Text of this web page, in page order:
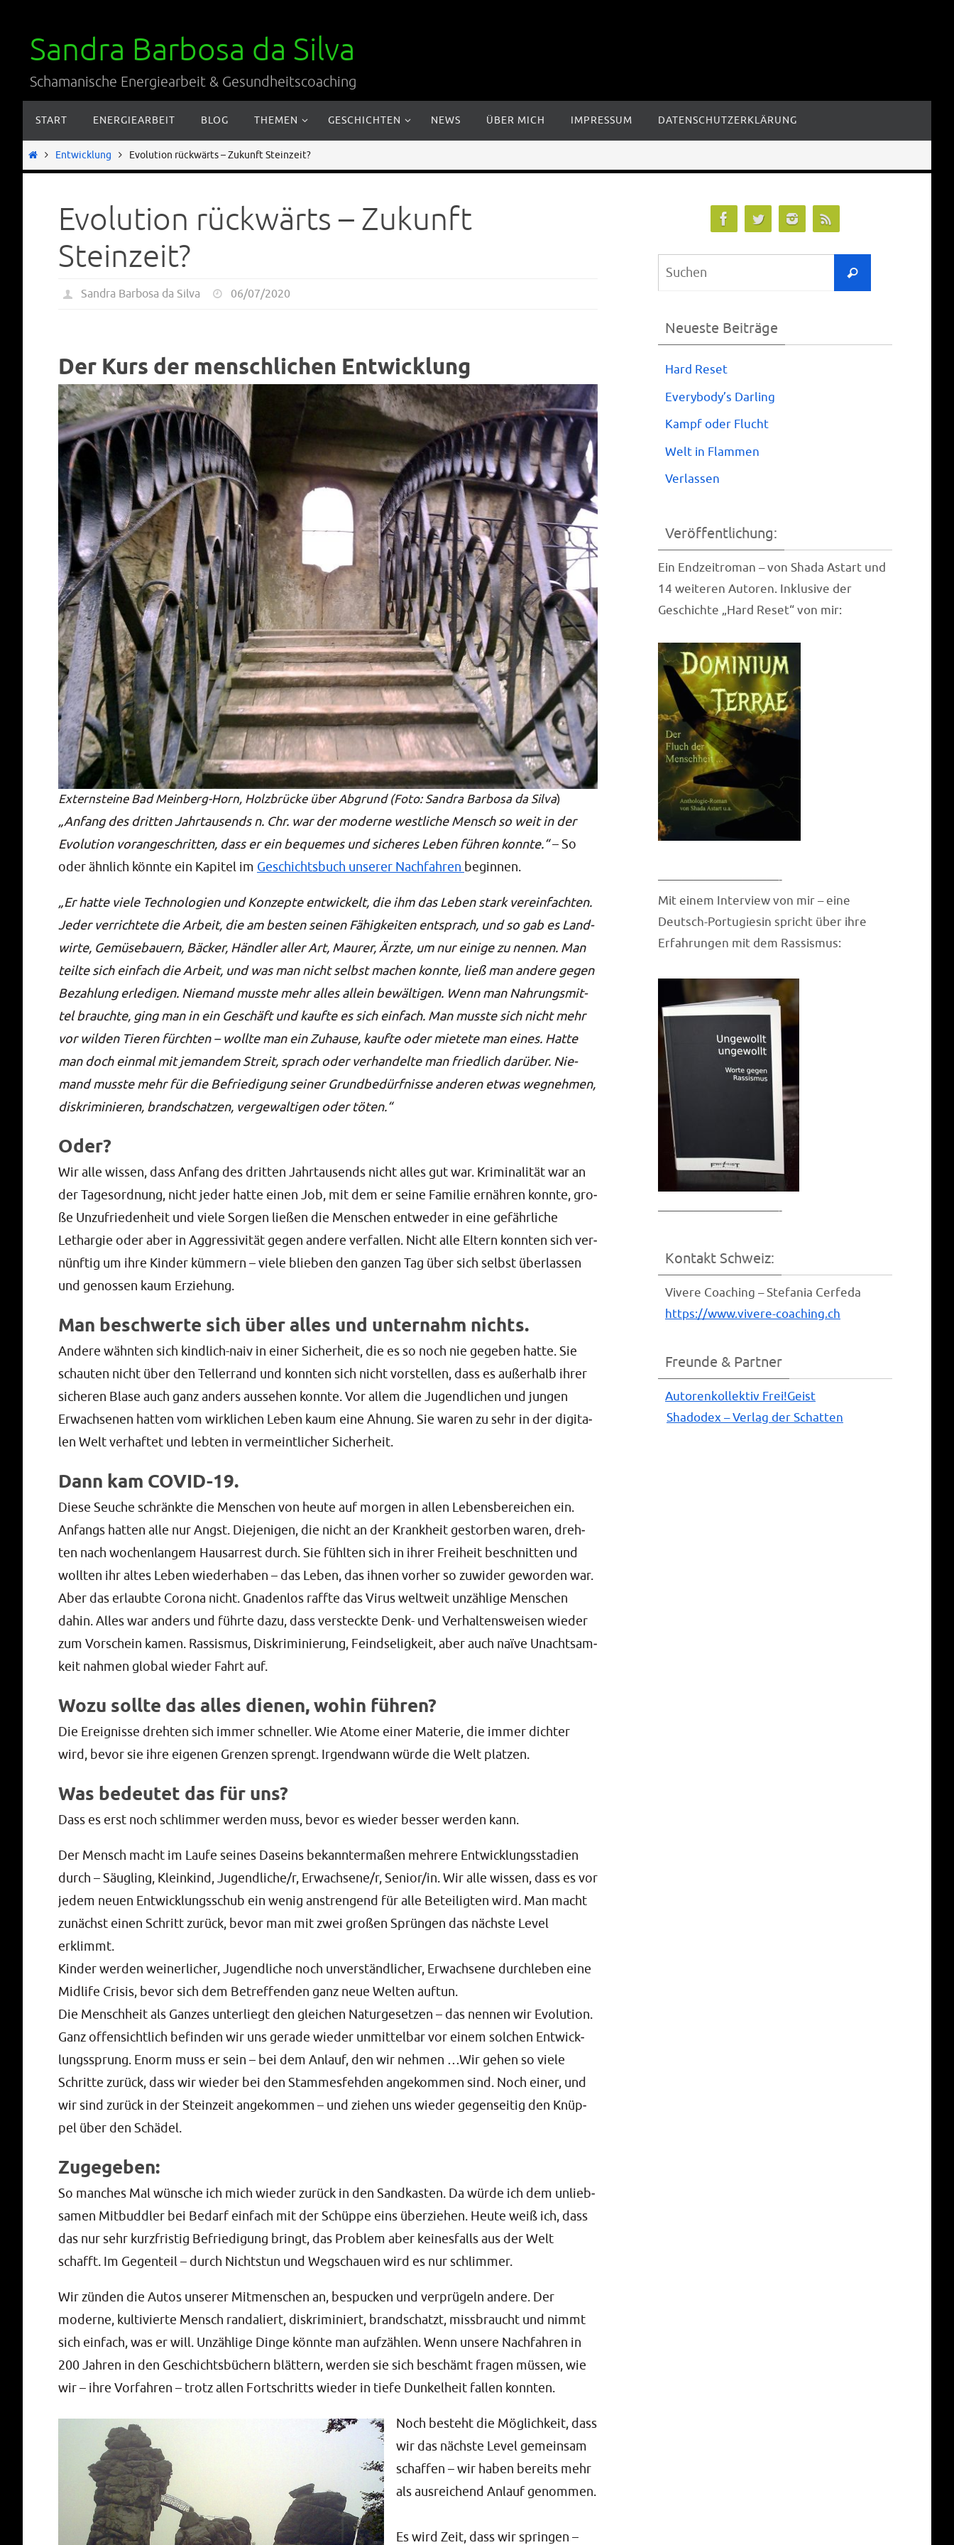
springenSandra Barbosa da Silva
Schamanische Energiearbeit & Gesundheitscoaching
Inhalt
springen
START ENERGIEARBEIT BLOG THEMEN GESCHICHTEN NEWS ÜBER MICH IMPRESSUM DATENSCHUTZERKLÄRUNG
StartEntwicklung Evolution rückwärts – Zukunft Steinzeit?
Evolution rückwärts – Zukunft
Steinzeit?
Sandra Barbosa da Silva 06/07/2020
Der Kurs der menschlichen Entwicklung
Extern­stei­ne Bad Mein­berg-Horn, Holz­brü­cke über Abgrund (Foto: San­dra Bar­bo­sa da Sil­va)
„Anfang des drit­ten Jahr­tau­sends n. Chr. war der moder­ne west­li­che Mensch so weit in der
Evo­lu­ti­on vor­an­ge­schrit­ten, dass er ein beque­mes und siche­res Leben füh­ren konn­te.“– So
oder ähn­lich könn­te ein Kapi­tel im Geschichts­buch unse­rer Nach­fah­ren begin­nen.
„Er hat­te vie­le Tech­no­lo­gien und Kon­zep­te ent­wi­ckelt, die ihm das Leben stark ver­ein­fach­ten.
Jeder ver­rich­te­te die Arbeit, die am bes­ten sei­nen Fähig­kei­ten ent­sprach, und so gab es Land­
wir­te, Gemü­se­bau­ern, Bäcker, Händ­ler aller Art, Mau­rer, Ärz­te, um nur eini­ge zu nen­nen. Man
teil­te sich ein­fach die Arbeit, und was man nicht selbst machen konn­te, ließ man ande­re gegen
Bezah­lung erle­di­gen. Nie­mand muss­te mehr alles allein bewäl­ti­gen. Wenn man Nah­rungs­mit­
tel brauch­te, ging man in ein Geschäft und kauf­te es sich ein­fach. Man muss­te sich nicht mehr
vor wil­den Tie­ren fürch­ten – woll­te man ein Zuhau­se, kauf­te oder mie­te­te man eines. Hat­te
man doch ein­mal mit jeman­dem Streit, sprach oder ver­han­del­te man fried­lich dar­über. Nie­
mand muss­te mehr für die Befrie­di­gung sei­ner Grund­be­dürf­nis­se ande­ren etwas weg­neh­men,
dis­kri­mi­nie­ren, brand­schat­zen, ver­ge­wal­ti­gen oder töten.“
Oder?
Wir alle wis­sen, dass Anfang des drit­ten Jahr­tau­sends nicht alles gut war. Kri­mi­na­li­tät war an
der Tages­ord­nung, nicht jeder hat­te einen Job, mit dem er sei­ne Fami­lie ernäh­ren konn­te, gro­
ße Unzu­frie­den­heit und vie­le Sor­gen lie­ßen die Men­schen ent­we­der in eine gefähr­li­che
Lethar­gie oder aber in Aggres­si­vi­tät gegen ande­re ver­fal­len. Nicht alle Eltern konn­ten sich ver­
nünf­tig um ihre Kin­der küm­mern – vie­le blie­ben den gan­zen Tag über sich selbst über­las­sen
und genos­sen kaum Erziehung.
Man beschwerte sich über alles und unternahm nichts.
Ande­re wähn­ten sich kind­lich-naiv in einer Sicher­heit, die es so noch nie gege­ben hat­te. Sie
schau­ten nicht über den Tel­ler­rand und konn­ten sich nicht vor­stel­len, dass es außer­halb ihrer
siche­ren Bla­se auch ganz anders aus­se­hen konn­te. Vor allem die Jugend­li­chen und jun­gen
Erwach­se­nen hat­ten vom wirk­li­chen Leben kaum eine Ahnung. Sie waren zu sehr in der digi­ta­
len Welt ver­haf­tet und leb­ten in ver­meint­li­cher Sicherheit.
Dann kam COVID-19.
Die­se Seu­che schränk­te die Men­schen von heu­te auf mor­gen in allen Lebens­be­rei­chen ein.
Anfangs hat­ten alle nur Angst. Die­je­ni­gen, die nicht an der Krank­heit gestor­ben waren, dreh­
ten nach wochen­lan­gem Haus­ar­rest durch. Sie fühl­ten sich in ihrer Frei­heit beschnit­ten und
woll­ten ihr altes Leben wie­der­ha­ben – das Leben, das ihnen vor­her so zuwi­der gewor­den war.
Aber das erlaub­te Coro­na nicht. Gna­den­los raff­te das Virus welt­weit unzäh­li­ge Men­schen
dahin. Alles war anders und führ­te dazu, dass ver­steck­te Denk- und Ver­hal­tens­wei­sen wie­der
zum Vor­schein kamen. Ras­sis­mus, Dis­kri­mi­nie­rung, Feind­se­lig­keit, aber auch naï­ve Unacht­sam­
keit nah­men glo­bal wie­der Fahrt auf.
Wozu sollte das alles dienen, wohin führen?
Die Ereig­nis­se dreh­ten sich immer schnel­ler. Wie Ato­me einer Mate­rie, die immer dich­ter
wird, bevor sie ihre eige­nen Gren­zen sprengt. Irgend­wann wür­de die Welt platzen.
Was bedeutet das für uns?
Dass es erst noch schlim­mer wer­den muss, bevor es wie­der bes­ser wer­den kann.
Der Mensch macht im Lau­fe sei­nes Daseins bekann­ter­ma­ßen meh­re­re Ent­wick­lungs­sta­di­en
durch – Säug­ling, Klein­kind, Jugendliche/r, Erwachsene/r, Senior/in. Wir alle wis­sen, dass es vor
jedem neu­en Ent­wick­lungs­schub ein wenig anstren­gend für alle Betei­lig­ten wird. Man macht
zunächst einen Schritt zurück, bevor man mit zwei gro­ßen Sprün­gen das nächs­te Level
erklimmt.
Kin­der wer­den wei­ner­li­cher, Jugend­li­che noch unver­ständ­li­cher, Erwach­se­ne durch­le­ben eine
Mid­life Cri­sis, bevor sich dem Betref­fen­den ganz neue Wel­ten auf­tun.
Die Mensch­heit als Gan­zes unter­liegt den glei­chen Natur­ge­set­zen – das nen­nen wir Evo­lu­ti­on.
Ganz offen­sicht­lich befin­den wir uns gera­de wie­der unmit­tel­bar vor einem sol­chen Ent­wick­
lungs­sprung. Enorm muss er sein – bei dem Anlauf, den wir neh­men …Wir gehen so vie­le
Schrit­te zurück, dass wir wie­der bei den Stam­mes­feh­den ange­kom­men sind. Noch einer, und
wir sind zurück in der Stein­zeit ange­kom­men – und zie­hen uns wie­der gegen­sei­tig den Knüp­
pel über den Schädel.
Zugegeben:
So man­ches Mal wün­sche ich mich wie­der zurück in den Sand­kas­ten. Da wür­de ich dem unlieb­
sa­men Mit­budd­ler bei Bedarf ein­fach mit der Schüp­pe eins über­zie­hen. Heu­te weiß ich, dass
das nur sehr kurz­fris­tig Befrie­di­gung bringt, das Pro­blem aber kei­nes­falls aus der Welt
schafft. Im Gegen­teil – durch Nichts­tun und Weg­schau­en wird es nur schlimmer.
Wir zün­den die Autos unse­rer Mit­men­schen an, bespu­cken und ver­prü­geln ande­re. Der
moder­ne, kul­ti­vier­te Mensch ran­da­liert, dis­kri­mi­niert, brand­schatzt, miss­braucht und nimmt
sich ein­fach, was er will. Unzäh­li­ge Din­ge könn­te man auf­zäh­len. Wenn unse­re Nach­fah­ren in
200 Jah­ren in den Geschichts­bü­chern blät­tern, wer­den sie sich beschämt fra­gen müs­sen, wie
wir – ihre Vor­fah­ren – trotz allen Fort­schritts wie­der in tie­fe Dun­kel­heit fal­len konnten.
Noch besteht die Mög­lich­keit, dass
wir das nächs­te Level gemein­sam
schaf­fen – wir haben bereits mehr
als aus­rei­chend Anlauf genom­men.
Es wird Zeit, dass wir sprin­gen –
Suchen
Neueste Beiträge
Hard Reset
Everybody’s Darling
Kampf oder Flucht
Welt in Flammen
Verlassen
Veröffentlichung:
Ein End­zeit­ro­man – von Shada Astart und
14 wei­te­ren Autoren. Inklu­si­ve der
Geschich­te „Hard Reset“ von mir:
——————————-
Mit einem Inter­view von mir – eine
Deutsch-Por­tu­gie­sin spricht über ihre
Erfah­run­gen mit dem Rassismus:
——————————-
Kontakt Schweiz:
Vive­re Coa­ching – Ste­fa­nia Cerfeda
https://www.vivere-coaching.ch
Freunde & Partner
Autoren­kol­lek­tiv Frei!Geist
Shado­dex – Ver­lag der Schatten